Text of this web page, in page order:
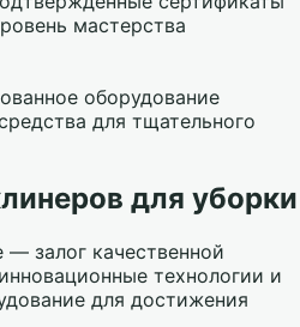
мастерства
оборудование
для тщательного
для уборки
залог качественной
технологии и
для достижения